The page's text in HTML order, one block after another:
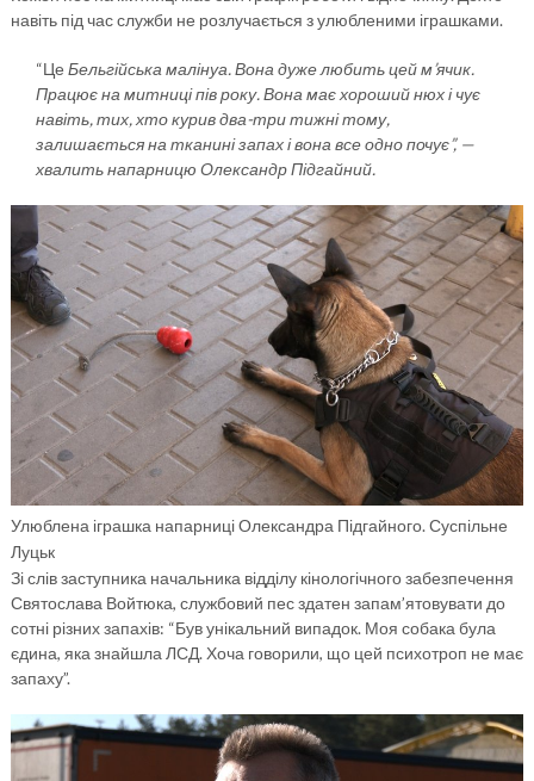
навіть під час служби не розлучається з улюбленими іграшками.
“Це Бельгійська малінуа. Вона дуже любить цей м’ячик.
Працює на митниці пів року.Вона має хороший нюх і чує
навіть, тих, хто курив два-три тижні тому,
залишається на тканині запах і вона все одно почує”, —
хвалить напарницю Олександр Підгайний.
Улюблена іграшка напарниці Олександра Підгайного. Суспільне
Луцьк
Зі слів заступника начальника відділу кінологічного забезпечення
Святослава Войтюка, службовий пес здатен запам’ятовувати до
сотні різних запахів: “Був унікальний випадок. Моя собака була
єдина, яка знайшла ЛСД. Хоча говорили, що цей психотроп не має
запаху”.